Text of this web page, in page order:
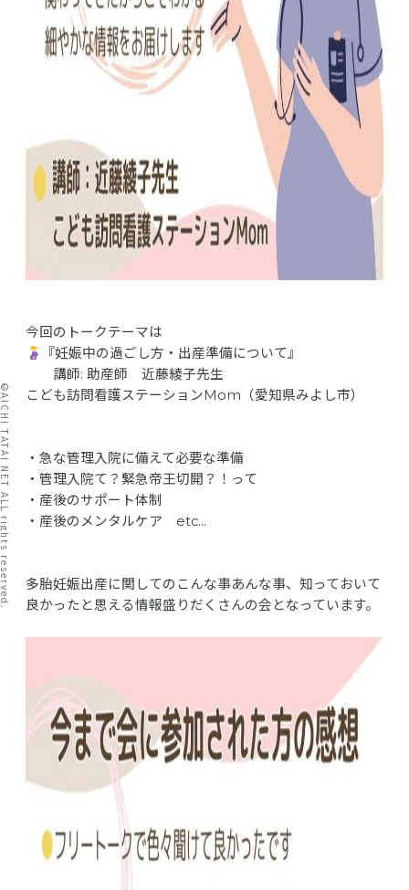
rights reserved.
今回のトークテーマは
『妊娠中の過ごし方・出産準備について』
講師: 助産師 近藤綾子先生
こども訪問看護ステーションMom（愛知県みよし市）
・急な管理入院に備えて必要な準備
・管理入院て？緊急帝王切開？！って
・産後のサポート体制
・産後のメンタルケア etc…
多胎妊娠出産に関してのこんな事あんな事、知っておいて
良かったと思える情報盛りだくさんの会となっています。